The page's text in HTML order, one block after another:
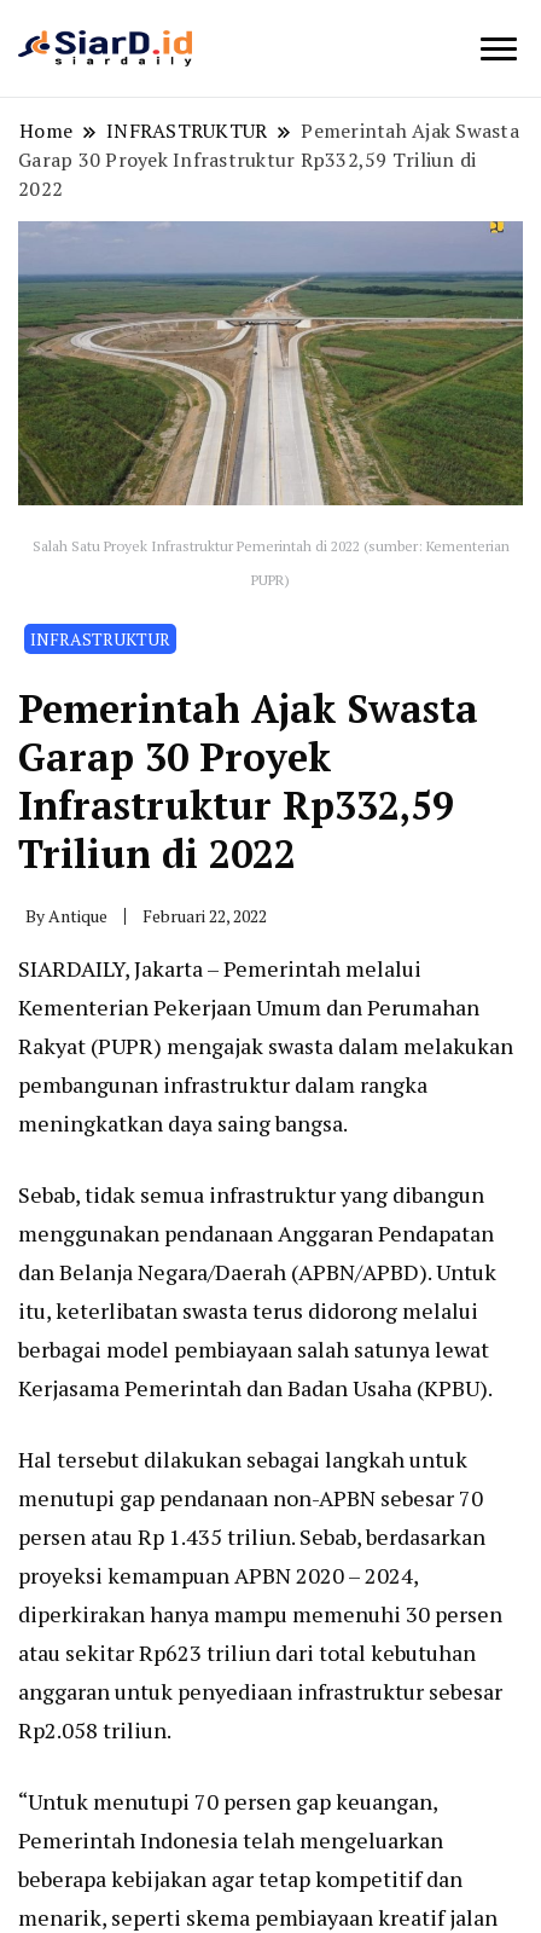
Home INFRASTRUKTUR
Pemerintah Ajak Swasta
Garap 30 Proyek Infrastruktur Rp332,59 Triliun di
2022
Salah Satu Proyek Infrastruktur Pemerintah di 2022 (sumber: Kementerian
PUPR)
INFRASTRUKTUR
Pemerintah Ajak Swasta
Garap 30 Proyek
Infrastruktur Rp332,59
Triliun di 2022
ByAntique Februari 22, 2022
SIARDAILY, Jakarta – Pemerintah melalui
Kementerian Pekerjaan Umum dan Perumahan
Rakyat (PUPR) mengajak swasta dalam melakukan
pembangunan infrastruktur dalam rangka
meningkatkan daya saing bangsa.
Sebab, tidak semua infrastruktur yang dibangun
menggunakan pendanaan Anggaran Pendapatan
dan Belanja Negara/Daerah (APBN/APBD). Untuk
itu, keterlibatan swasta terus didorong melalui
berbagai model pembiayaan salah satunya lewat
Kerjasama Pemerintah dan Badan Usaha (KPBU).
Hal tersebut dilakukan sebagai langkah untuk
menutupi gap pendanaan non-APBN sebesar 70
persen atau Rp 1.435 triliun. Sebab, berdasarkan
proyeksi kemampuan APBN 2020 – 2024,
diperkirakan hanya mampu memenuhi 30 persen
atau sekitar Rp623 triliun dari total kebutuhan
anggaran untuk penyediaan infrastruktur sebesar
Rp2.058 triliun.
“Untuk menutupi 70 persen gap keuangan,
Pemerintah Indonesia telah mengeluarkan
beberapa kebijakan agar tetap kompetitif dan
menarik, seperti skema pembiayaan kreatif jalan